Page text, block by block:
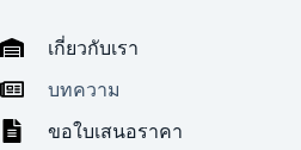
เกี่ยวกับเรา
บทความ
ขอใบเสนอราคา